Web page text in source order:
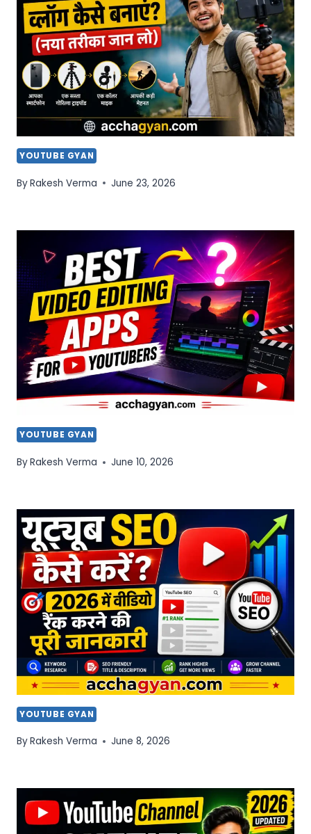
YOUTUBE GYAN
ByRakesh Verma June 23, 2026
YOUTUBE GYAN
ByRakesh Verma June 10, 2026
YOUTUBE GYAN
ByRakesh Verma June 8, 2026